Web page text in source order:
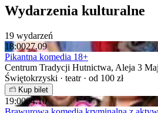
Wydarzenia kulturalne
19 wydarzeń
18:0027.09
Pikantna komedia 18+
Centrum Tradycji Hutnictwa, Aleja 3
Świętokrzyski · teatr · od 100 zł
Kup bilet
19:0004.10